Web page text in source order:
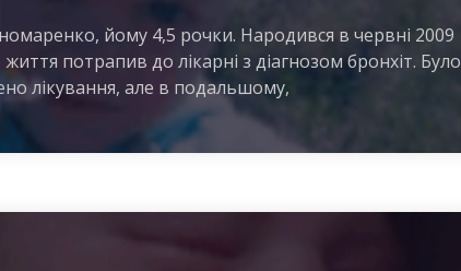
йому 4,5 рочки. Народився в червні 2009
життя потрапив до лікарні з діагнозом бронхіт. Було
лікування, але в подальшому,